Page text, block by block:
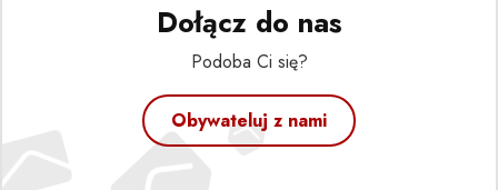
Dołącz do nas
Podoba Ci się?
Obywateluj z nami